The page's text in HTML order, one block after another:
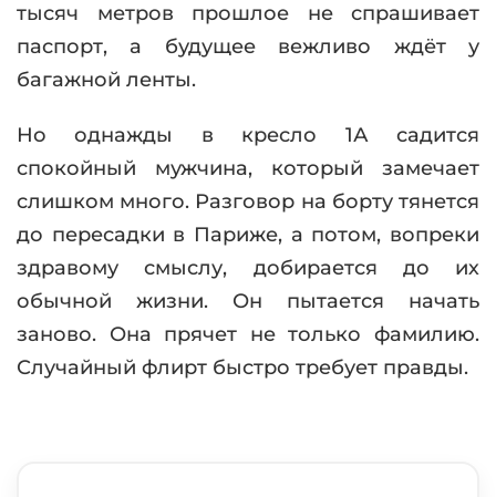
тысяч метров прошлое не спрашивает
паспорт, а будущее вежливо ждёт у
багажной ленты.
Но однажды в кресло 1А садится
спокойный мужчина, который замечает
слишком много. Разговор на борту тянется
до пересадки в Париже, а потом, вопреки
здравому смыслу, добирается до их
обычной жизни. Он пытается начать
заново. Она прячет не только фамилию.
Случайный флирт быстро требует правды.